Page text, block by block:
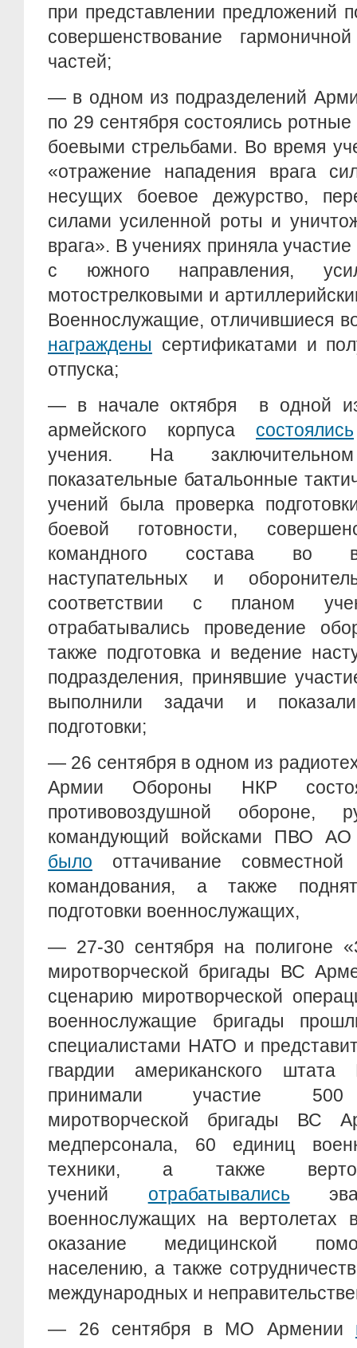
при представлении предложений
совершенствование
частей;
— в одном из подразделений
по 29 сентября состоялись ротные
боевыми стрельбами. Во время
«отражение нападения врага
несущих боевое дежурство,
силами усиленной роты и
врага». В учениях приняла
с южного направления,
мотострелковыми и
Военнослужащие, отличившиеся
награждены сертификатами и
отпуска;
— в начале октября в одной
армейского корпуса состоялись
учения. На
показательные батальонные
учений была проверка
боевой готовности,
командного состава во
наступательных и
соответствии с планом
отрабатывались проведение
также подготовка и ведение
подразделения, принявшие
выполнили задачи и
подготовки;
— 26 сентября в одном из
Армии Обороны НКР
противовоздушной обороне,
командующий войсками ПВО
было оттачивание
командования, а также
подготовки военнослужащих,
— 27-30 сентября на полигоне
миротворческой бригады ВС
сценарию миротворческой
военнослужащие бригады
специалистами НАТО и
гвардии американского
принимали участие 500
миротворческой бригады ВС
медперсонала, 60 единиц
техники, а также
учений отрабатывались
военнослужащих на вертолетах
оказание медицинской
населению, а также
международных и
— 26 сентября в МО Армении